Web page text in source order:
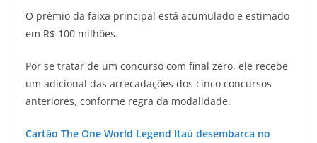
O prêmio da faixa principal está acumulado e estimado
em R$ 100 milhões.
Por se tratar de um concurso com final zero, ele recebe
um adicional das arrecadações dos cinco concursos
anteriores, conforme regra da modalidade.
Cartão The One World Legend Itaú desembarca no